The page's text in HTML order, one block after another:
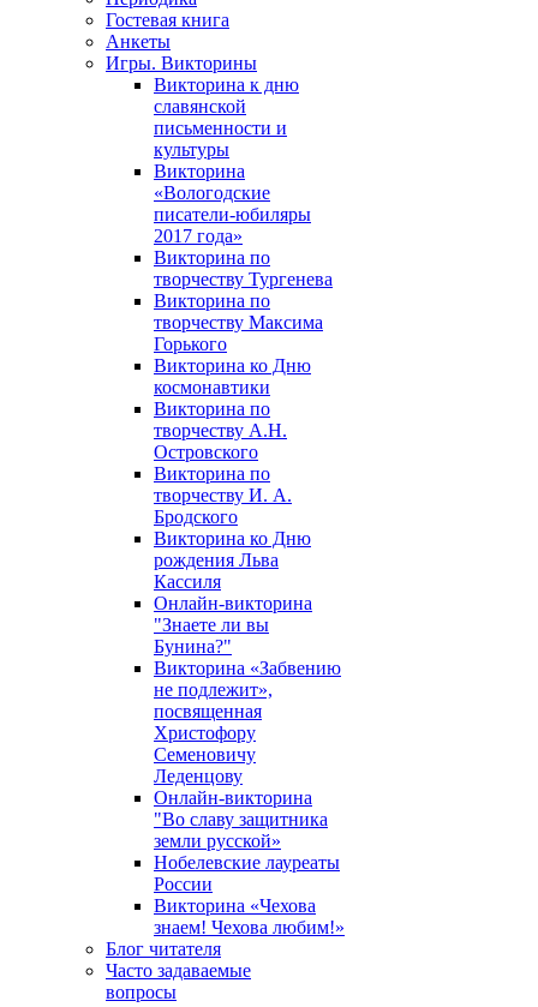
Гостевая книга
Анкеты
Игры. Викторины
Викторина к дню
славянской
письменности и
культуры
Викторина
«Вологодские
писатели-юбиляры
2017 года»
Викторина по
творчеству Тургенева
Викторина по
творчеству Максима
Горького
Викторина ко Дню
космонавтики
Викторина по
творчеству А.Н.
Островского
Викторина по
творчеству И. А.
Бродского
Викторина ко Дню
рождения Льва
Кассиля
Онлайн-викторина
"Знаете ли вы
Бунина?"
Викторина «Забвению
не подлежит»,
посвященная
Христофору
Семеновичу
Леденцову
Онлайн-викторина
"Во славу защитника
земли русской»
Нобелевские лауреаты
России
Викторина «Чехова
знаем! Чехова любим!»
Блог читателя
Часто задаваемые
вопросы